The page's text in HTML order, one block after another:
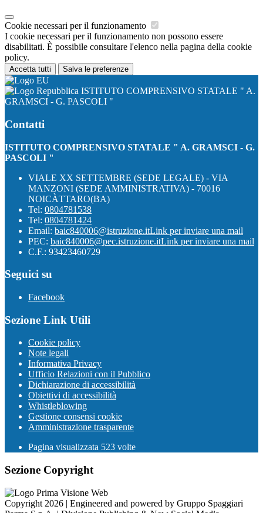
Cookie necessari per il funzionamento
I cookie necessari per il funzionamento non possono essere
disabilitati. È possibile consultare l'elenco nella pagina della cookie
policy.
Accetta tutti Salva le preferenze
ISTITUTO COMPRENSIVO STATALE " A.
GRAMSCI - G. PASCOLI "
Contatti
ISTITUTO COMPRENSIVO STATALE " A. GRAMSCI - G.
PASCOLI "
VIALE XX SETTEMBRE (SEDE LEGALE) - VIA
MANZONI (SEDE AMMINISTRATIVA) - 70016
NOICÀTTARO(BA)
Tel: 0804781538
Tel: 0804781424
Email: baic840006@istruzione.itLink per inviare una mail
PEC: baic840006@pec.istruzione.itLink per inviare una mail
C.F.: 93423460729
Seguici su
Facebook
Sezione Link Utili
Cookie policy
Note legali
Informativa Privacy
Ufficio Relazioni con il Pubblico
Dichiarazione di accessibilità
Obiettivi di accessibilità
Whistleblowing
Gestione consensi cookie
Amministrazione trasparente
Pagina visualizzata 523 volte
Sezione Copyright
Copyright 2026 | Engineered and powered by Gruppo Spaggiari